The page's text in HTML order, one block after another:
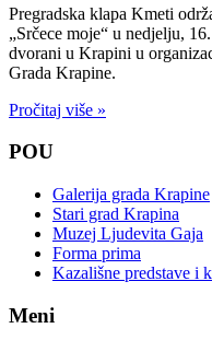
Pregradska klapa Kmeti
„Srčece moje“ u nedjelju,
dvorani u Krapini u
Grada Krapine.
Pročitaj više »
POU
Galerija grada Krapine
Stari grad Krapina
Muzej Ljudevita Gaja
Forma prima
Kazališne predstave i
Meni